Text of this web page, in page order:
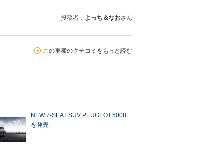
投稿者： よっち＆なおさん
この車種のクチコミをもっと読む
NEW 7-SEAT SUV PEUGEOT 5008
を発売